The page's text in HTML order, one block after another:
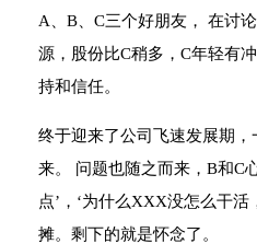
A、B、C三个好朋友， 在讨
源，股份比C稍多，C年轻有
持和信任。
终于迎来了公司飞速发展期
来。 问题也随之而来，B和C
点’，‘为什么XXX没怎么干
摊。剩下的就是怀念了。